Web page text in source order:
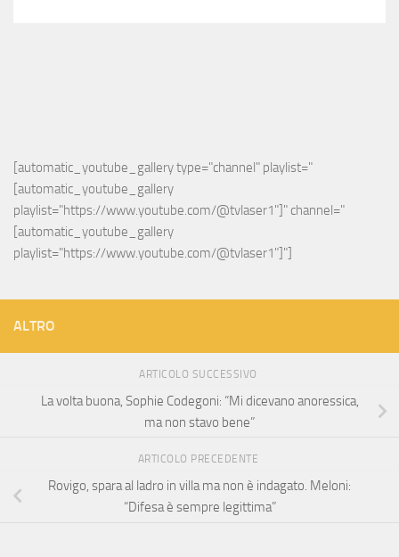
[automatic_youtube_gallery type="channel" playlist="
[automatic_youtube_gallery
playlist="https://www.youtube.com/@tvlaser1"]" channel="
[automatic_youtube_gallery
playlist="https://www.youtube.com/@tvlaser1"]"]
ALTRO
ARTICOLO SUCCESSIVO
La volta buona, Sophie Codegoni: “Mi dicevano anoressica,
ma non stavo bene”
ARTICOLO PRECEDENTE
Rovigo, spara al ladro in villa ma non è indagato. Meloni:
“Difesa è sempre legittima”